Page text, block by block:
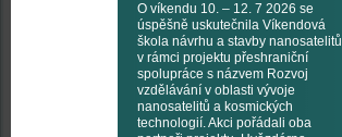
O víkendu 10. – 12. 7 2026 se
úspěšně uskutečnila Víkendová
škola návrhu a stavby nanosatelitů
v rámci projektu přeshraniční
spolupráce s názvem Rozvoj
vzdělávání v oblasti vývoje
nanosatelitů a kosmických
technologií. Akci pořádali oba